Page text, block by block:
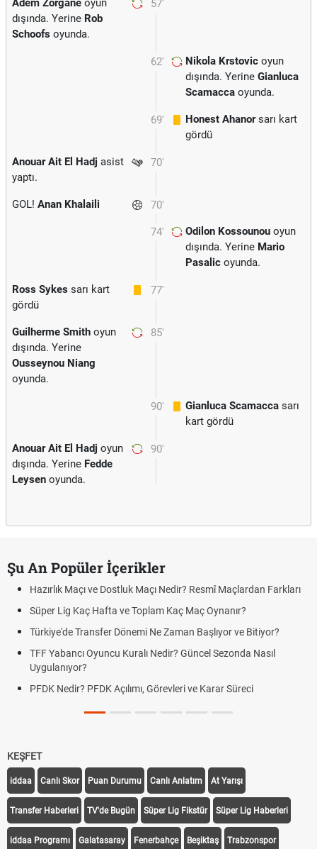
57'
Adem Zorgane oyun
dışında. Yerine Rob
Schoofs oyunda.
62' Nikola Krstovic oyun
dışında. Yerine Gianluca
Scamacca oyunda.
69' Honest Ahanorsarı kart
gördü
70'
Anouar Ait El Hadj asist
yaptı.
70'
GOL! Anan Khalaili
74' Odilon Kossounou oyun
dışında. Yerine Mario
Pasalic oyunda.
77'
Ross Sykes sarı kart
gördü
85'
Guilherme Smith oyun
dışında. Yerine
Ousseynou Niang
oyunda.
90' Gianluca Scamacca sarı
kart gördü
90'
Anouar Ait El Hadj oyun
dışında. Yerine Fedde
Leysen oyunda.
Şu An Popüler İçerikler
Hazırlık Maçı ve Dostluk Maçı Nedir? Resmî Maçlardan Farkları
Süper Lig Kaç Hafta ve Toplam Kaç Maç Oynanır?
Türkiye'de Transfer Dönemi Ne Zaman Başlıyor ve Bitiyor?
TFF Yabancı Oyuncu Kuralı Nedir? Güncel Sezonda Nasıl
Uygulanıyor?
PFDK Nedir? PFDK Açılımı, Görevleri ve Karar Süreci
KEŞFET
iddaa Canlı Skor Puan Durumu Canlı Anlatım At Yarışı
Transfer Haberleri TV'de Bugün Süper Lig Fikstür Süper Lig Haberleri
iddaa Programı Galatasaray Fenerbahçe Beşiktaş Trabzonspor